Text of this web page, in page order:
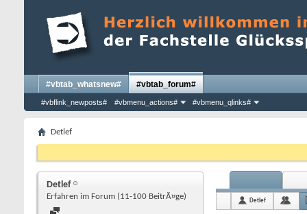
#vbtab_whatsnew# #vbtab_forum#
#vbflink_newposts# #vbmenu_actions# #vbmenu_qlinks#
Detlef
Detlef
Erfahren im Forum (11-100 BeitrÃ¤ge) Detlef